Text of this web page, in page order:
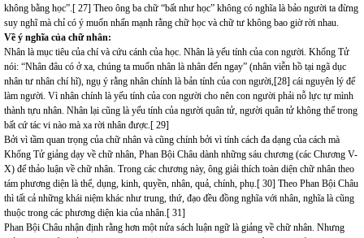
không bằng học”.[ 27] Theo ông ba chữ “bất như học” không có nghĩa là bảo người ta đừng
suy nghĩ mà chỉ có ý muốn nhấn mạnh rằng chữ học và chữ tư không bao giờ rời nhau.
Về ý nghĩa của chữ nhân:
Nhân là mục tiêu của chí và cứu cánh của học. Nhân là yếu tính của con người. Khổng Tử
nói: “Nhân đâu có ở xa, chúng ta muốn nhân là nhân đến ngay” (nhân viễn hồ tại ngã dục
nhân tư nhân chí hĩ), ngụ ý rằng nhân chính là bản tính của con người,[28] cái nguyên lý để
làm người. Vì nhân chính là yếu tính của con người cho nên con người phải nỗ lực tự mình
thành tựu nhân. Nhân lại cũng là yếu tính của người quân tử, người quân tử không thể trong
bất cứ tác vi nào mà xa rời nhân được.[ 29]
Bởi vì tầm quan trọng của chữ nhân và cũng chính bởi vì tính cách đa dạng của cách mà
Khổng Tử giảng dạy về chữ nhân, Phan Bội Châu dành những sáu chương (các Chương V-
X) để thảo luận về chữ nhân. Trong các chương này, ông giải thích toàn diện chữ nhân theo
tám phương diện là thể, dụng, kinh, quyền, nhân, quả, chính, phụ.[ 30] Theo Phan Bội Châu
thì tất cả những khái niệm khác như trung, thứ, đạo đều đồng nghĩa với nhân, nghĩa là cũng
thuộc trong các phương diện kia của nhân.[ 31]
Phan Bội Châu nhận định rằng hơn một nửa sách luận ngữ là giảng về chữ nhân. Nhưng